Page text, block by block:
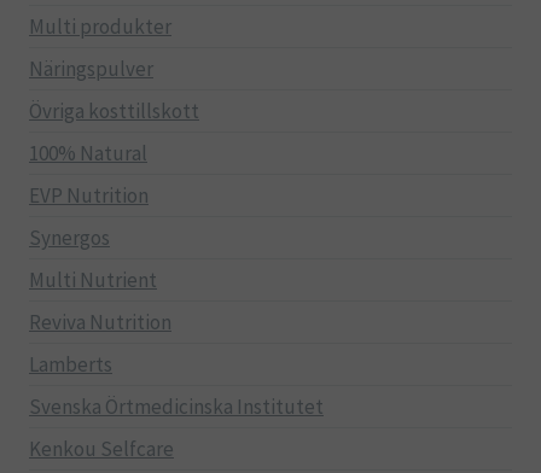
Multi produkter
Näringspulver
Övriga kosttillskott
100% Natural
EVP Nutrition
Synergos
Multi Nutrient
Reviva Nutrition
Lamberts
Svenska Örtmedicinska Institutet
Kenkou Selfcare